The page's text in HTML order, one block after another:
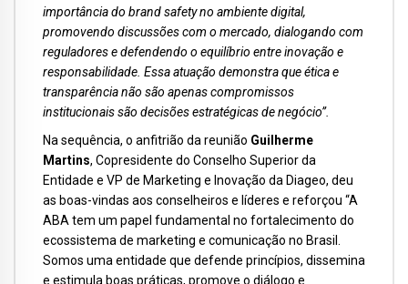
importância do brand safety no ambiente digital,
promovendo discussões com o mercado, dialogando com
reguladores e defendendo o equilíbrio entre inovação e
responsabilidade. Essa atuação demonstra que ética e
transparência não são apenas compromissos
institucionais são decisões estratégicas de negócio”.
Na sequência, o anfitrião da reunião Guilherme
Martins, Copresidente do Conselho Superior da
Entidade e VP de Marketing e Inovação da Diageo, deu
as boas-vindas aos conselheiros e líderes e reforçou “A
ABA tem um papel fundamental no fortalecimento do
ecossistema de marketing e comunicação no Brasil.
Somos uma entidade que defende princípios, dissemina
e estimula boas práticas, promove o diálogo e